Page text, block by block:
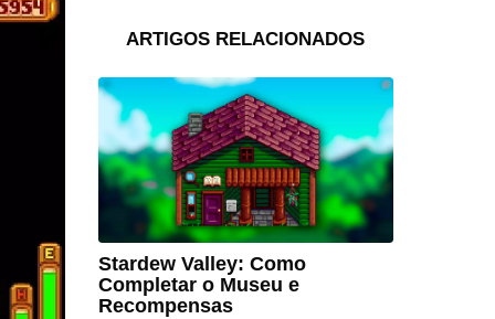
ARTIGOS RELACIONADOS
Stardew Valley: Como
Completar o Museu e
Recompensas